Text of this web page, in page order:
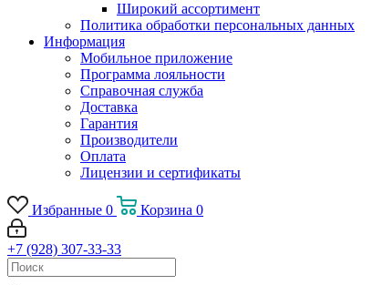
Широкий ассортимент
Политика обработки персональных данных
Информация
Мобильное приложение
Программа лояльности
Справочная служба
Доставка
Гарантия
Производители
Оплата
Лицензии и сертификаты
Избранные 0 Корзина 0
+7 (928) 307-33-33